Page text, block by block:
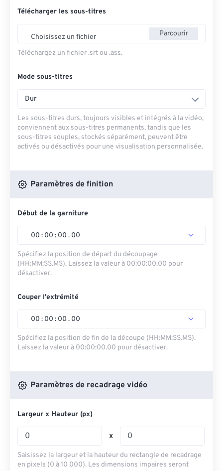
Télécharger les sous-titres
Choisissez un fichier Parcourir
Téléchargez un fichier .srt ou .ass.
Mode sous-titres
Dur
Les sous-titres durs, toujours visibles et intégrés à la vidéo,
conviennent aux sous-titres permanents, tandis que les
sous-titres souples, stockés séparément, peuvent être
activés ou désactivés pour une visualisation personnalisée.
Paramètres de finition
Début de la garniture
00 : 00 : 00 . 00
Spécifiez la position de départ du découpage
(HH:MM:SS.MS). Laissez la valeur à 00:00:00.00 pour
désactiver.
Couper l'extrémité
00 : 00 : 00 . 00
Spécifiez la position de fin de la découpe (HH:MM:SS.MS).
Laissez la valeur à 00:00:00.00 pour désactiver.
Paramètres de recadrage vidéo
Largeur x Hauteur (px)
x
Saisissez la largeur et la hauteur du rectangle de recadrage
en pixels (0 à 10 000). Les dimensions impaires seront